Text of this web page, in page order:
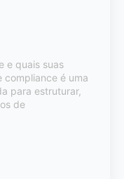
e quais suas
compliance é uma
para estruturar,
de